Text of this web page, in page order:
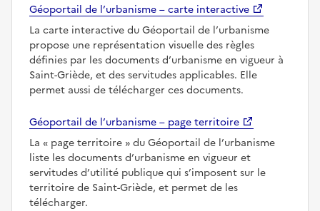
Géoportail de l’urbanisme – carte interactive
La carte interactive du Géoportail de l’urbanisme
propose une représentation visuelle des règles
définies par les documents d’urbanisme en vigueur à
Saint-Griède, et des servitudes applicables. Elle
permet aussi de télécharger ces documents.
Géoportail de l’urbanisme – page territoire
La
page territoire
du Géoportail de l’urbanisme
liste les documents d’urbanisme en vigueur et
servitudes d’utilité publique qui s’imposent sur le
territoire de Saint-Griède, et permet de les
télécharger.